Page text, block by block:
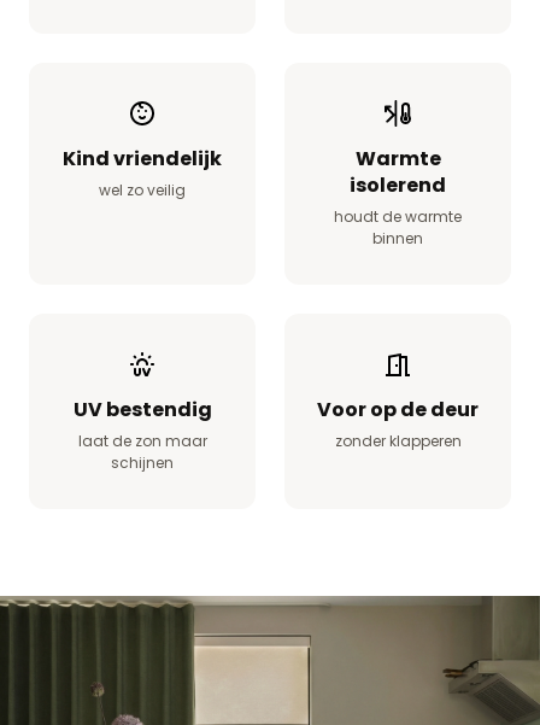
Kind vriendelijk
wel zo veilig
Warmte
isolerend
houdt de warmte
binnen
UV bestendig
laat de zon maar
schijnen
Voor op de deur
zonder klapperen